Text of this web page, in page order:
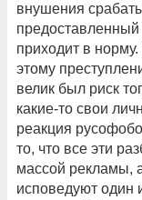
внушения
приходит в
этому
велик был риск
какие-то свои
реакция
то, что все эти
массой рекламы,
исповедуют один